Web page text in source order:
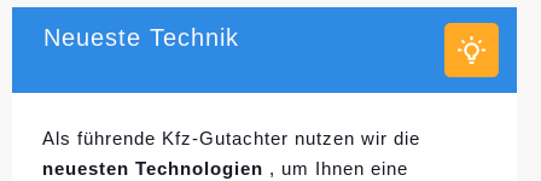
Neueste Technik
Als führende Kfz-Gutachter nutzen wir die
neuesten Technologien , um Ihnen eine